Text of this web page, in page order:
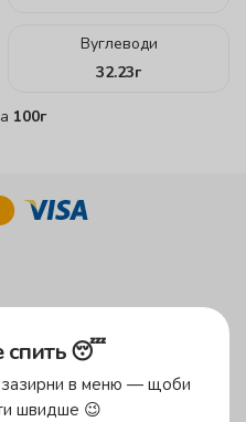
Вуглеводи
32.23г
100г
спить 😴
в меню — щоби
швидше 😉